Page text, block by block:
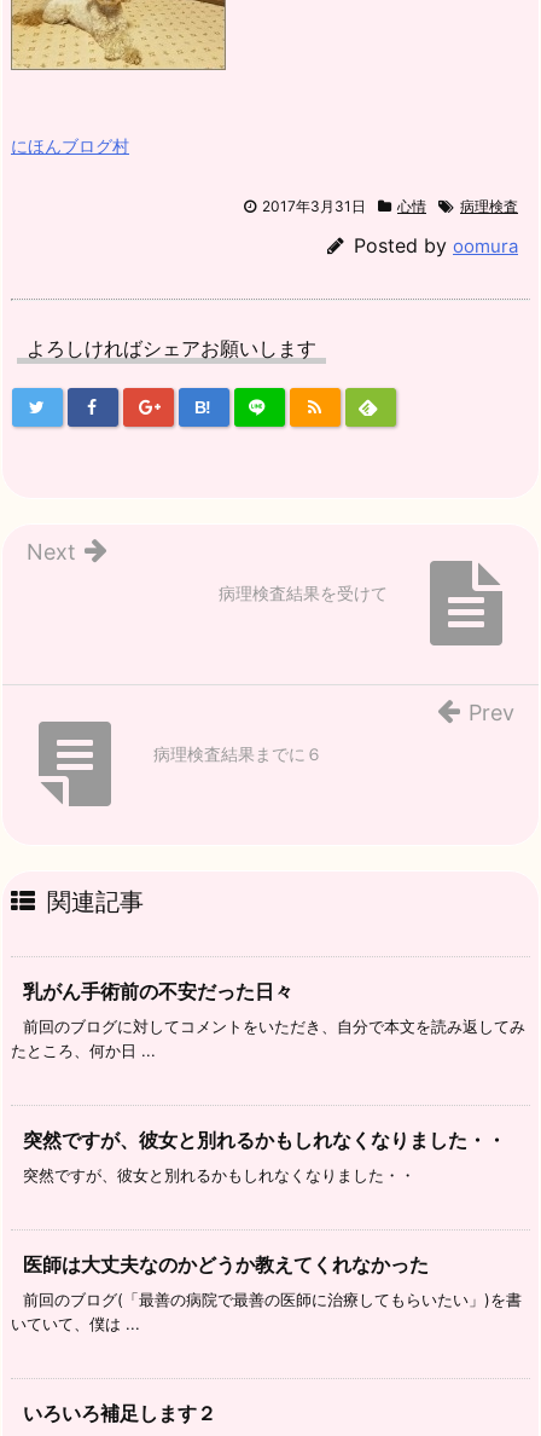
にほんブログ村
2017年3月31日 心情 病理検査
Posted by oomura
よろしければシェアお願いします
B!
病理検査結果を受けて
Next
病理検査結果までに６
Prev
関連記事
乳がん手術前の不安だった日々
前回のブログに対してコメントをいただき、自分で本文を読み返してみ
たところ、何か日 ...
突然ですが、彼女と別れるかもしれなくなりました・・
突然ですが、彼女と別れるかもしれなくなりました・・
医師は大丈夫なのかどうか教えてくれなかった
前回のブログ(「最善の病院で最善の医師に治療してもらいたい」)を書
いていて、僕は ...
いろいろ補足します２